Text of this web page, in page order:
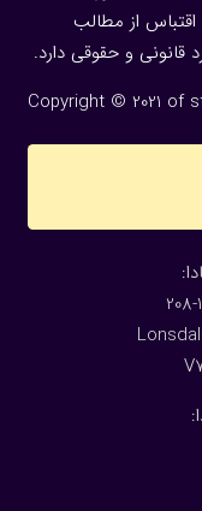
از مطالب
و حقوقی دارد.
Copyright © 2021 of